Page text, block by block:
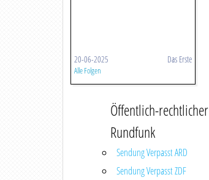
20-06-2025 Das Erste
Alle Folgen
Öffentlich-rechtlicher
Rundfunk
Sendung Verpasst ARD
Sendung Verpasst ZDF